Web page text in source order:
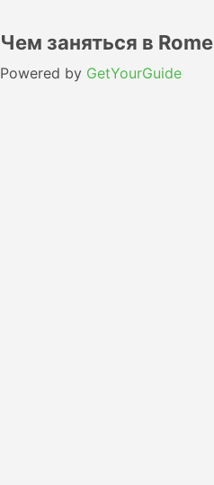
Чем заняться в Rome
Powered by GetYourGuide